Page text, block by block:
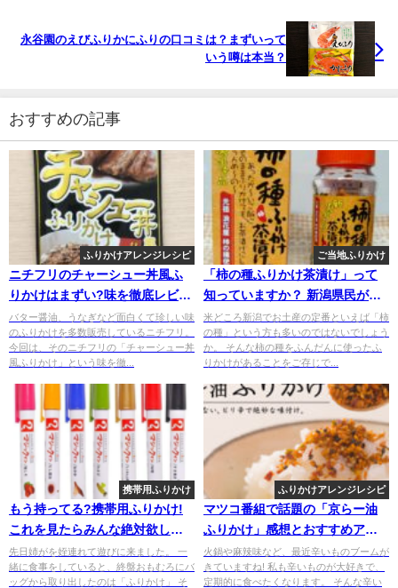
永谷園のえびふりかにふりの口コミは？まずいって
いう噂は本当？
おすすめの記事
ふりかけアレンジレシピ
ニチフリのチャーシュー丼風ふ
りかけはまずい?味を徹底レビュ
ー
バター醤油、うなぎなど面白くて珍しい味
のふりかけを多数販売しているニチフリ。
今回は、そのニチフリの「チャーシュー丼
風ふりかけ」という味を徹...
ご当地ふりかけ
「柿の種ふりかけ茶漬け」って
知っていますか？ 新潟県民がレ
ビューします。
米どころ新潟でお土産の定番といえば「柿
の種」という方も多いのではないでしょう
か。 そんな柿の種をふんだんに使ったふ
りかけがあることをご存じで...
携帯用ふりかけ
もう持ってる?携帯用ふりかけ!
これを見たらみんな絶対欲しく
なる!
先日姉がを姪連れて遊びに来ました。 一
緒に食事をしていると、終盤おもむろにバ
ッグから取り出したのは「ふりかけ」 そ
ふりかけアレンジレシピ
マツコ番組で話題の「京らー油
ふりかけ」感想とおすすめアレ
ンジレシピの紹介。
火鍋や麻辣味など、最近辛いものブームが
きていますね! 私も辛いものが大好きで、
定期的に食べたくなります。 そんな辛い